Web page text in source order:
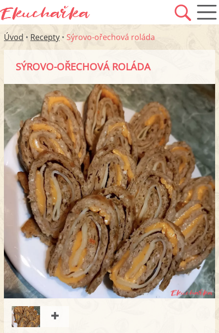
Úvod • Recepty • Sýrovo-ořechová roláda
SÝROVO-OŘECHOVÁ ROLÁDA